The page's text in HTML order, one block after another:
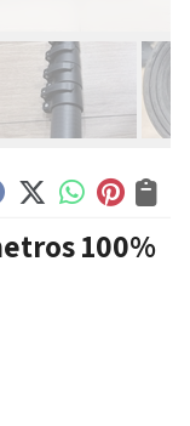
100%